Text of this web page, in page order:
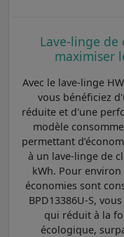
Lave-linge de
maximiser
Avec le lave-linge
vous bénéficiez
réduite et d'une
modèle
permettant
à un lave-linge de
kWh. Pour environ
économies sont
BPD13386U-S,
qui réduit à la
écologique,